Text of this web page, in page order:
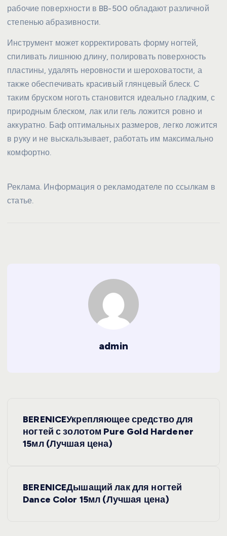
рабочие поверхности в BB-500 обладают различной
степенью абразивности.
Инструмент может корректировать форму ногтей,
спиливать лишнюю длину, полировать поверхность
пластины, удалять неровности и шероховатости, а
также обеспечивать красивый глянцевый блеск. С
таким бруском ноготь становится идеально гладким, с
природным блеском, лак или гель ложится ровно и
аккуратно. Баф оптимальных размеров, легко ложится
в руку и не выскальзывает, работать им максимально
комфортно.
Реклама. Информация о рекламодателе по ссылкам в
статье.
admin
BERENICEУкрепляющее средство для
ногтей с золотом Pure Gold Hardener
15мл (Лучшая цена)
BERENICEДышащий лак для ногтей
Dance Color 15мл (Лучшая цена)